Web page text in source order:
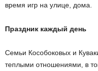
время игр на улице, дома.
Праздник каждый день
Семьи Кособоковых и
теплыми отношениями, в